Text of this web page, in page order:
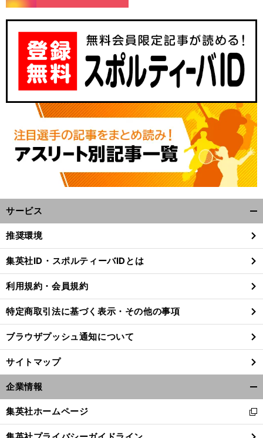
サービス
閉
る
推奨環境
集英社ID・スポルティーバIDとは
利用規約・会員規約
特定商取引法に基づく表示・その他の事項
ブラウザプッシュ通知について
サイトマップ
企業情報
閉
集英社ホームページ
新
し